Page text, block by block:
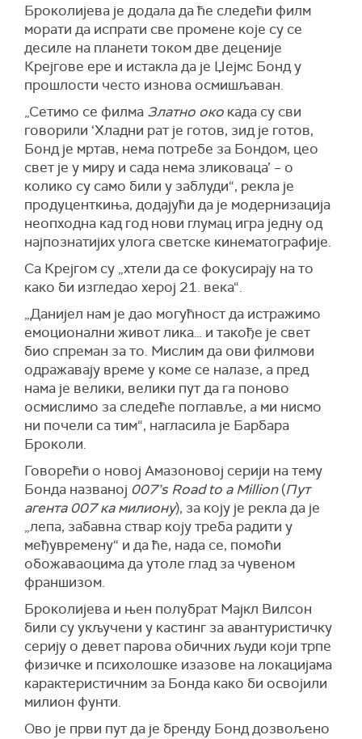
Броколијева је додала да ће следећи филм
морати да испрати све промене које су се
десиле на планети током две деценије
Крејгове ере и истакла да је Џејмс Бонд у
прошлости често изнова осмишљаван.
„Сетимо се филма Златно око када су сви
говорили ‘Хладни рат је готов, зид је готов,
Бонд је мртав, нема потребе за Бондом, цео
свет је у миру и сада нема зликоваца’ – о
колико су само били у заблуди“, рекла је
продуценткиња, додајући да је модернизација
неопходна кад год нови глумац игра једну од
најпознатијих улога светске кинематографије.
Са Крејгом су „хтели да се фокусирају на то
како би изгледао херој 21. века“.
„Данијел нам је дао могућност да истражимо
емоционални живот лика… и такође је свет
био спреман за то. Мислим да ови филмови
одражавају време у коме се налазе, а пред
нама је велики, велики пут да га поново
осмислимо за следеће поглавље, а ми нисмо
ни почели са тим“, нагласила је Барбара
Броколи.
Говорећи о новој Амазоновој серији на тему
Бонда названој 007’s Road to a Million(Пут
агента 007 ка милиону), за коју је рекла да је
„лепа, забавна ствар коју треба радити у
међувремену“ и да ће, нада се, помоћи
обожаваоцима да утоле глад за чувеном
франшизом.
Броколијева и њен полубрат Мајкл Вилсон
били су укључени у кастинг за авантуристичку
серију о девет парова обичних људи који трпе
физичке и психолошке изазове на локацијама
карактеристичним за Бонда како би освојили
милион фунти.
Ово је први пут да је бренду Бонд дозвољено